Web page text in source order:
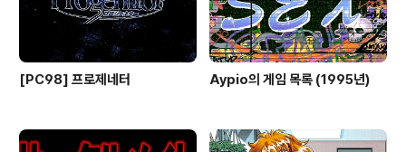
[PC98] 프로제네터 Aypio의 게임 목록 (1995년)